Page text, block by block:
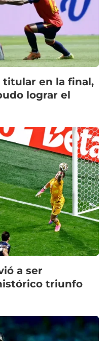
titular en la final,
lograr el
a ser
triunfo